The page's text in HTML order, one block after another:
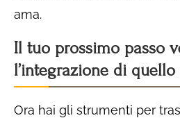
ama.
Il tuo prossimo passo
l’integrazione di
Ora hai gli strumenti per